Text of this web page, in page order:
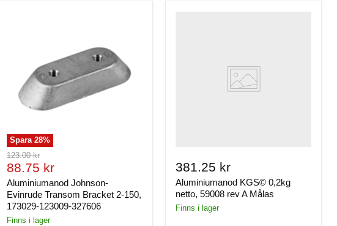
Spara28%
Ursprungligt
pris
123.00 kr
Nuvarande
pris
88.75 kr
Aluminiumanod Johnson-
Evinrude Transom Bracket 2-150,
173029-123009-327606
Finns i lager
381.25 kr
Aluminiumanod KGS© 0,2kg
netto, 59008 rev A Målas
Finns i lager